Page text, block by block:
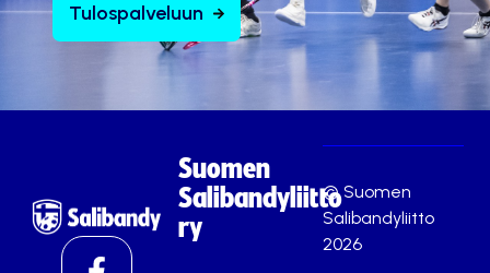
Tulospalveluun
Suomen
Salibandyliitto
ry
© Suomen
Salibandyliitto
2026